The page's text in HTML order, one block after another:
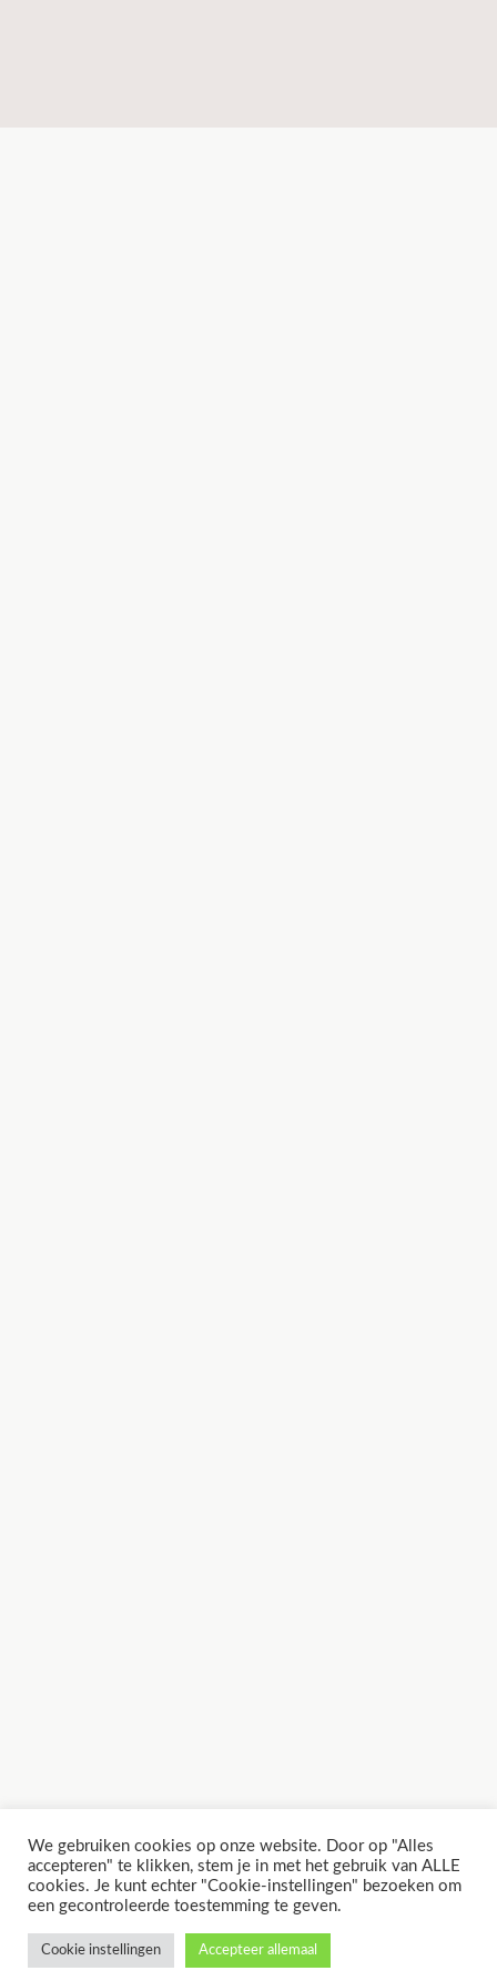
We gebruiken cookies op onze website. Door op "Alles
accepteren" te klikken, stem je in met het gebruik van ALLE
cookies. Je kunt echter "Cookie-instellingen" bezoeken om
een ​​gecontroleerde toestemming te geven.
Cookie instellingen Accepteer allemaal